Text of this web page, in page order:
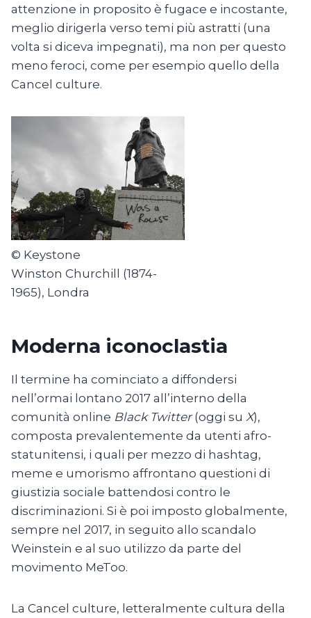
attenzione in proposito è fugace e incostante,
meglio dirigerla verso temi più astratti (una
volta si diceva impegnati), ma non per questo
meno feroci, come per esempio quello della
Cancel culture.
© Keystone
Winston Churchill (1874-
1965), Londra
Moderna iconoclastia
Il termine ha cominciato a diffondersi
nell’ormai lontano 2017 all’interno della
comunità online Black Twitter(oggi su X),
composta prevalentemente da utenti afro-
statunitensi, i quali per mezzo di hashtag,
meme e umorismo affrontano questioni di
giustizia sociale battendosi contro le
discriminazioni. Si è poi imposto globalmente,
sempre nel 2017, in seguito allo scandalo
Weinstein e al suo utilizzo da parte del
movimento MeToo.
La Cancel culture, letteralmente cultura della